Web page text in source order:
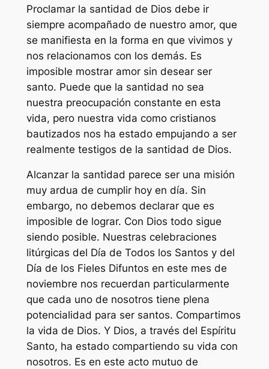
Proclamar la santidad de Dios debe ir
siempre acompañado de nuestro amor, que
se manifiesta en la forma en que vivimos y
nos relacionamos con los demás. Es
imposible mostrar amor sin desear ser
santo. Puede que la santidad no sea
nuestra preocupación constante en esta
vida, pero nuestra vida como cristianos
bautizados nos ha estado empujando a ser
realmente testigos de la santidad de Dios.
Alcanzar la santidad parece ser una misión
muy ardua de cumplir hoy en día. Sin
embargo, no debemos declarar que es
imposible de lograr. Con Dios todo sigue
siendo posible. Nuestras celebraciones
litúrgicas del Día de Todos los Santos y del
Día de los Fieles Difuntos en este mes de
noviembre nos recuerdan particularmente
que cada uno de nosotros tiene plena
potencialidad para ser santos. Compartimos
la vida de Dios. Y Dios, a través del Espíritu
Santo, ha estado compartiendo su vida con
nosotros. Es en este acto mutuo de